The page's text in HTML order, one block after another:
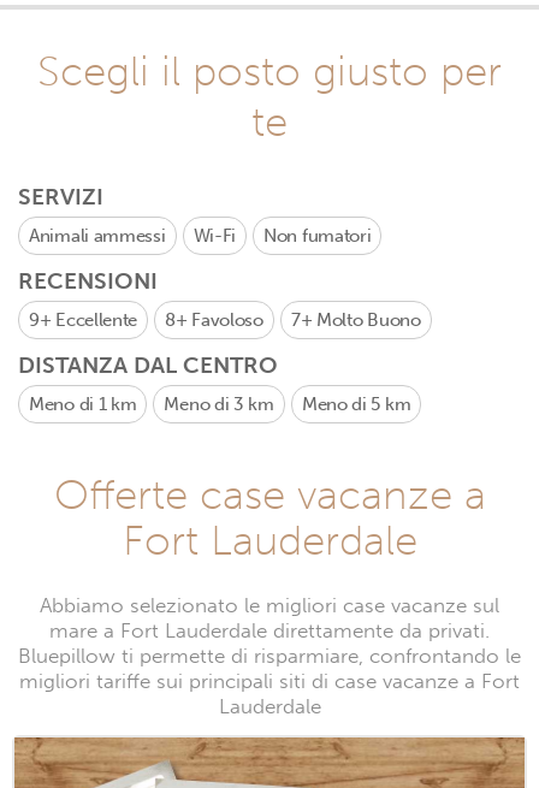
Scegli il posto giusto per
te
SERVIZI
Animali ammessi Wi-Fi Non fumatori
RECENSIONI
9+ Eccellente 8+ Favoloso 7+ Molto Buono
DISTANZA DAL CENTRO
Meno di 1 km Meno di 3 km Meno di 5 km
Offerte case vacanze a
Fort Lauderdale
Abbiamo selezionato le migliori case vacanze sul
mare a Fort Lauderdale direttamente da privati.
Bluepillow ti permette di risparmiare, confrontando le
migliori tariffe sui principali siti di case vacanze a Fort
Lauderdale